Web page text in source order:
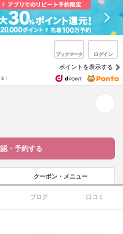
ブックマーク ログイン
ポイントを表示する
！
・予約する
クーポン・メニュー
ブログ 口コミ